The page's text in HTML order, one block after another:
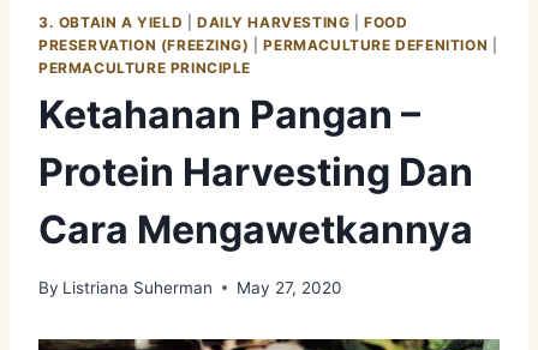
3. OBTAIN A YIELD DAILY HARVESTING |FOOD
PRESERVATION (FREEZING)
|PERMACULTURE DEFENITION
PERMACULTURE PRINCIPLE
Ketahanan Pangan –
Protein Harvesting Dan
Cara Mengawetkannya
By Listriana Suherman May 27, 2020